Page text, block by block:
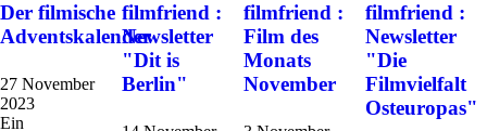
Der filmische
Adventskalender
27 November
2023
Ein
filmfriend :
Newsletter
"Dit is
Berlin"
filmfriend :
Film des
Monats
November
filmfriend :
Newsletter
"Die
Filmvielfalt
Osteuropas"